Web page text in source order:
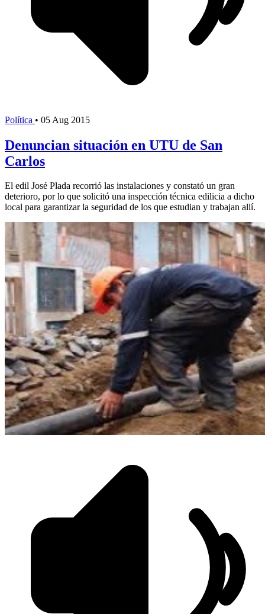
Política • 05 Aug 2015
Denuncian situación en UTU de San
Carlos
El edil José Plada recorrió las instalaciones y constató un gran
deterioro, por lo que solicitó una inspección técnica edilicia a dicho
local para garantizar la seguridad de los que estudian y trabajan allí.